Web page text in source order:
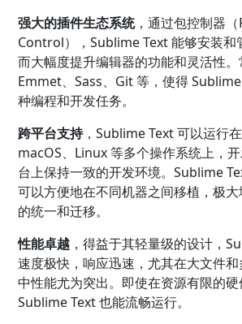
强大的插件生态系统，通过包控制器
Control），Sublime Text 能够安装和
而大幅度提升编辑器的功能和灵活性
Emmet、Sass、Git 等，使得
种编程和开发任务。
跨平台支持，Sublime Text 可以运行
macOS、Linux 等多个操作系统上，
台上保持一致的开发环境。Sublime
可以方便地在不同机器之间移植，极
的统一和迁移。
性能卓越 ，得益于其轻量级的设计，
速度极快，响应迅速，尤其在大文件
中性能尤为突出。即使在资源有限的硬
Sublime Text 也能流畅运行。